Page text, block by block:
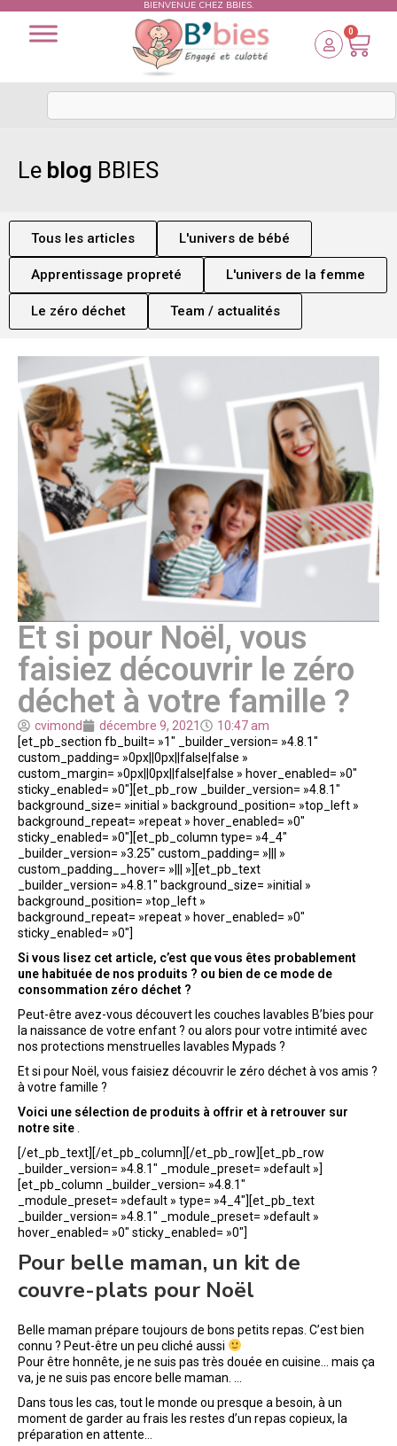
BIENVENUE CHEZ BBIES.
0
Le blog BBIES
Tous les articles L'univers de bébé
Apprentissage propreté L'univers de la femme
Le zéro déchet Team / actualités
Et si pour Noël, vous
faisiez découvrir le zéro
déchet à votre famille ?
cvimond décembre 9, 2021
10:47 am
[et_pb_section fb_built= »1″ _builder_version= »4.8.1″
custom_padding= »0px||0px||false|false »
custom_margin= »0px||0px||false|false » hover_enabled= »0″
sticky_enabled= »0″][et_pb_row _builder_version= »4.8.1″
background_size= »initial » background_position= »top_left »
background_repeat= »repeat » hover_enabled= »0″
sticky_enabled= »0″][et_pb_column type= »4_4″
_builder_version= »3.25″ custom_padding= »||| »
custom_padding__hover= »||| »][et_pb_text
_builder_version= »4.8.1″ background_size= »initial »
background_position= »top_left »
background_repeat= »repeat » hover_enabled= »0″
sticky_enabled= »0″]
Si vous lisez cet article, c’est que vous êtes probablement
une habituée de nos produits ? ou bien de ce mode de
consommation zéro déchet ?
Peut-être avez-vous découvert les couches lavables B’bies pour
la naissance de votre enfant ? ou alors pour votre intimité avec
nos protections menstruelles lavables Mypads ?
Et si pour Noël, vous faisiez découvrir le zéro déchet à vos amis ?
à votre famille ?
Voici une sélection de produits à offrir et à retrouver sur
notre site
[/et_pb_text][/et_pb_column][/et_pb_row][et_pb_row
_builder_version= »4.8.1″ _module_preset= »default »]
[et_pb_column _builder_version= »4.8.1″
_module_preset= »default » type= »4_4″][et_pb_text
_builder_version= »4.8.1″ _module_preset= »default »
hover_enabled= »0″ sticky_enabled= »0″]
Pour belle maman, un kit de
couvre-plats pour Noël
Belle maman prépare toujours de bons petits repas. C’est bien
connu ? Peut-être un peu cliché aussi
Pour être honnête, je ne suis pas très douée en cuisine… mais ça
va, je ne suis pas encore belle maman. …
Dans tous les cas, tout le monde ou presque a besoin, à un
moment de garder au frais les restes d’un repas copieux, la
préparation en attente…